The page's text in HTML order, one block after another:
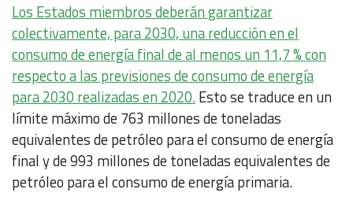
Los Estados miembros deberán garantizar
colectivamente, para 2030, una reducción en el
consumo de energía final de al menos un 11,7 % con
respecto a las previsiones de consumo de energía
para 2030 realizadas en 2020.Esto se traduce en un
límite máximo de 763 millones de toneladas
equivalentes de petróleo para el consumo de energía
final y de 993 millones de toneladas equivalentes de
petróleo para el consumo de energía primaria.